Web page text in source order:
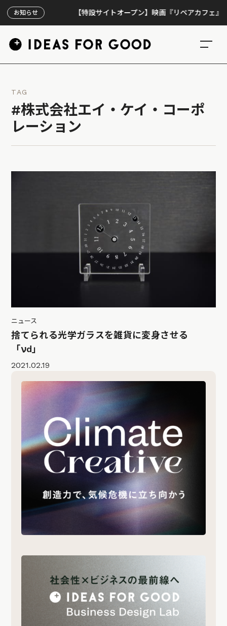
お知らせ 【特設サイトオープン】映画『リペアカフェ』、上
TAG
#株式会社エイ・ケイ・コーポ
レーション
ニュース
捨てられる光学ガラスを雑貨に変身させる
「νd」
2021.02.19